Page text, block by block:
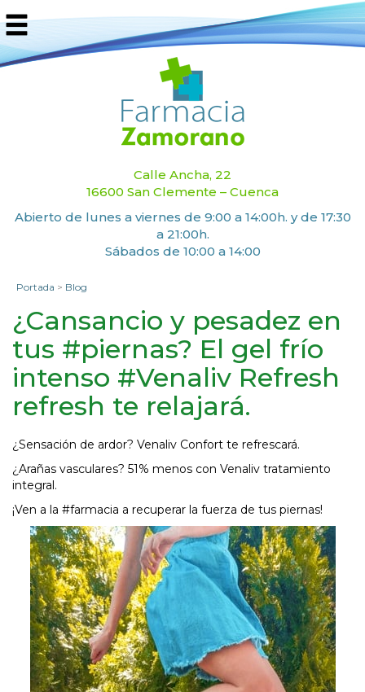
Calle Ancha, 22
16600 San Clemente – Cuenca
Abierto de lunes a viernes de 9:00 a 14:00h. y de 17:30
a 21:00h.
Sábados de 10:00 a 14:00
Portada > Blog
¿Cansancio y pesadez en
tus #piernas? El gel frío
intenso #Venaliv Refresh
refresh te relajará.
¿Sensación de ardor? Venaliv Confort te refrescará.
¿Arañas vasculares? 51% menos con Venaliv tratamiento
integral.
¡Ven a la #farmacia a recuperar la fuerza de tus piernas!